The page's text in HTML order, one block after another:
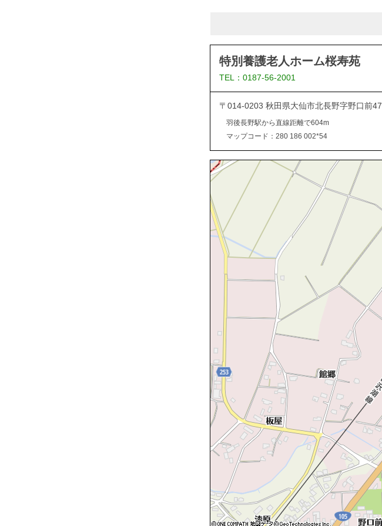
特別養護老人ホーム桜寿苑
TEL：0187-56-2001
〒014-0203 秋田県大仙市北長野字野口前47
羽後長野駅から直線距離で604m
マップコード：280 186 002*54